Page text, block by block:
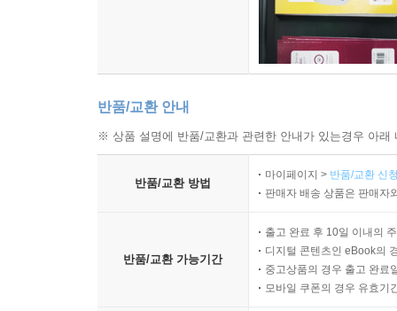
반품/교환 안내
※ 상품 설명에 반품/교환과 관련한 안내가 있는경우 아
반품/교환 방법
마이페이지 > 반품/교환 신
판매자 배송 상품은 판매자
반품/교환 가능기간
출고 완료 후 10일 이내의
디지털 콘텐츠인 eBook의
중고상품의 경우 출고 완료
모바일 쿠폰의 경우 유효기